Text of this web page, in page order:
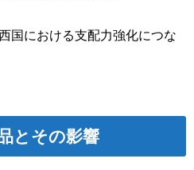
国における支配力強化につな
とその影響